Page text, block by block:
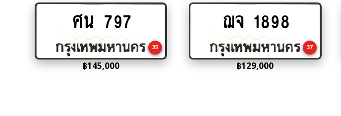
Add
to
ศน 797
35
฿145,000
Add
to
ฌจ 1898
37
฿129,000